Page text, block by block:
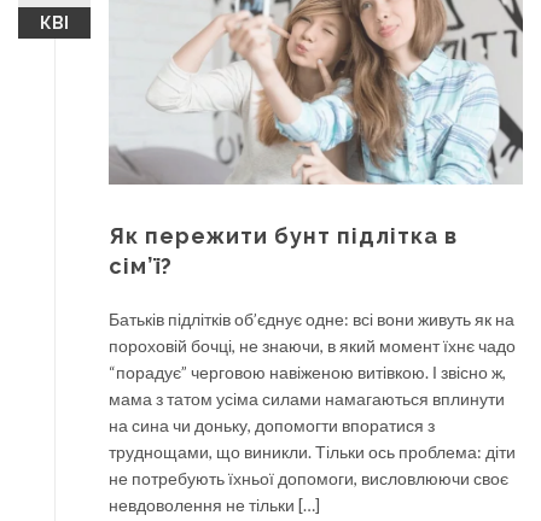
КВІ
Як пережити бунт підлітка в
сім’ї?
Батьків підлітків об’єднує одне: всі вони живуть як на
пороховій бочці, не знаючи, в який момент їхнє чадо
“порадує” черговою навіженою витівкою. І звісно ж,
мама з татом усіма силами намагаються вплинути
на сина чи доньку, допомогти впоратися з
труднощами, що виникли. Тільки ось проблема: діти
не потребують їхньої допомоги, висловлюючи своє
невдоволення не тільки […]